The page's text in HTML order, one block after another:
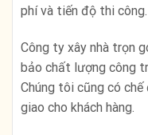
phí và tiến độ thi công.
Công ty xây nhà trọn
bảo chất lượng công
Chúng tôi cũng có
giao cho khách hàng.